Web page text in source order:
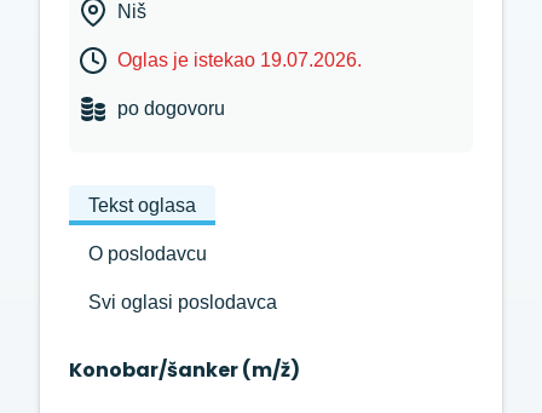
Niš
Oglas je istekao 19.07.2026.
po dogovoru
Tekst oglasa
O poslodavcu
Svi oglasi poslodavca
Konobar/šanker (m/ž)